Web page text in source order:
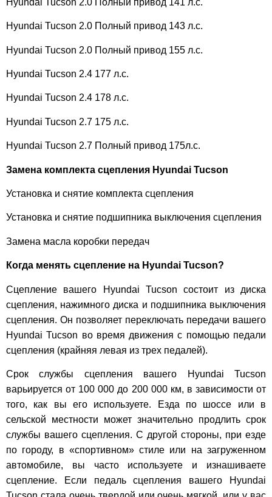
Hyundai Tucson 2.0 Полный привод 143 л.с.
Hyundai Tucson 2.0 Полный привод 155 л.с.
Hyundai Tucson 2.4 177 л.с.
Hyundai Tucson 2.4 178 л.с.
Hyundai Tucson 2.7 175 л.с.
Hyundai Tucson 2.7 Полный привод 175л.с.
Замена комплекта сцепления Hyundai Tucson
Установка и снятие комплекта сцепления
Установка и снятие подшипника выключения сцепления
Замена масла коробки передач
Когда менять сцепление на Hyundai Tucson?
Сцепление вашего Hyundai Tucson состоит из диска
сцепления, нажимного диска и подшипника выключения
сцепления. Он позволяет переключать передачи вашего
Hyundai Tucson во время движения с помощью педали
сцепления (крайняя левая из трех педалей).
Срок службы сцепления вашего Hyundai Tucson
варьируется от 100 000 до 200 000 км, в зависимости от
того, как вы его используете. Езда по шоссе или в
сельской местности может значительно продлить срок
службы вашего сцепления. С другой стороны, при езде
по городу, в «спортивном» стиле или на загруженном
автомобиле, вы часто используете и изнашиваете
сцепление. Если педаль сцепления вашего Hyundai